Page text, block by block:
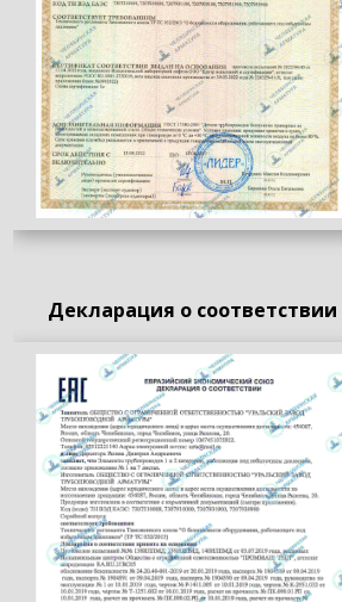
Декларация о соответствии